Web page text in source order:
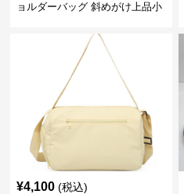
ョルダーバッグ 斜めがけ上品小
¥4,100 (税込)